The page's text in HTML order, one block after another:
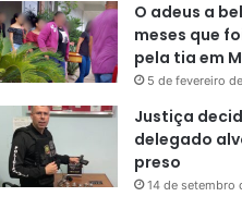
O adeus a
meses que
pela tia em
5 de fevereiro
Justiça
delegado
preso
14 de setembro